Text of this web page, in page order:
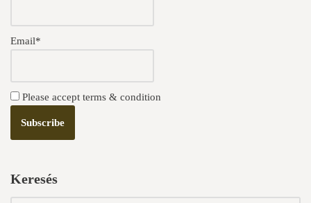
Email*
Please accept terms & condition
Keresés